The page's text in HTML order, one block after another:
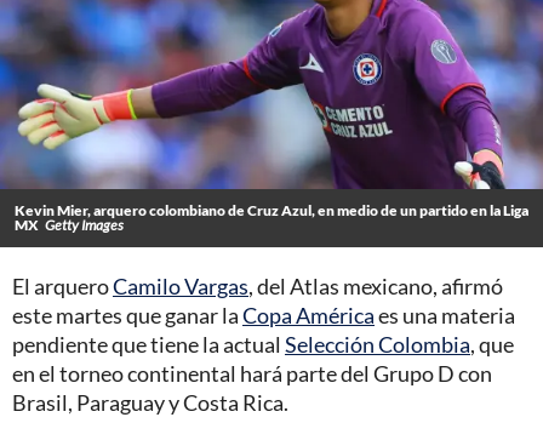
Kevin Mier, arquero colombiano de Cruz Azul, en medio de un partido en la Liga
MX Getty Images
El arqueroCamilo Vargas, del Atlas mexicano, afirmó
este martes que ganar laCopa Américaes una materia
pendiente que tiene la actual Selección Colombia, que
en el torneo continental hará parte del Grupo D con
Brasil, Paraguay y Costa Rica.